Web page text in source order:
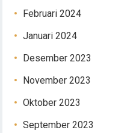
Februari 2024
Januari 2024
Desember 2023
November 2023
Oktober 2023
September 2023